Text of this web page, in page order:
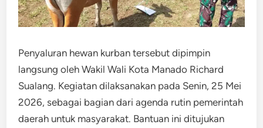
Penyaluran hewan kurban tersebut dipimpin
langsung oleh Wakil Wali Kota Manado Richard
Sualang. Kegiatan dilaksanakan pada Senin, 25 Mei
2026, sebagai bagian dari agenda rutin pemerintah
daerah untuk masyarakat. Bantuan ini ditujukan